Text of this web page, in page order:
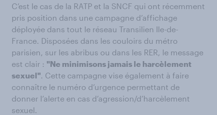
C’est le cas de la RATP et la SNCF qui ont récemment
pris position dans une campagne d’affichage
déployée dans tout le réseau Transilien Ile-de-
France. Disposées dans les couloirs du métro
parisien, sur les abribus ou dans les RER, le message
est clair : "Ne minimisons jamais le harcèlement
sexuel". Cette campagne vise également à faire
connaître le numéro d’urgence permettant de
donner l’alerte en cas d’agression/d’harcèlement
sexuel.